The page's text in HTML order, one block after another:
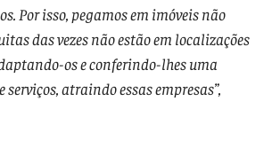
Por isso, pegamos em imóveis não
das vezes não estão em localizações
os e conferindo-lhes uma
serviços, atraindo essas empresas”,